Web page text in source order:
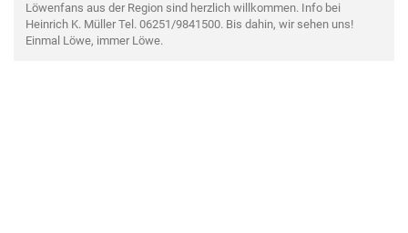
Löwenfans aus der Region sind herzlich willkommen. Info bei
Heinrich K. Müller Tel. 06251/9841500. Bis dahin, wir sehen uns!
Einmal Löwe, immer Löwe.